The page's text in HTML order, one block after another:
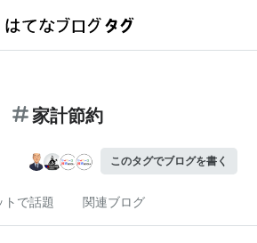
家計節約
このタグでブログを書く
トで話題 関連ブログ